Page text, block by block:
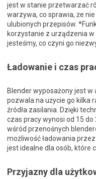
jest w stanie przetwarzać
warzywa, co sprawia, że
ulubionych przepisów.
korzystanie z urządzenia
jesteśmy, co czyni go
Ładowanie i czas
Blender wyposażony jest w
pozwala na użycie go kilka
źródła zasilania. Dzięki
czas pracy wynosi od 15 do
wśród przenośnych
możliwość ładowania
jest idealne dla osób, które
Przyjazny dla